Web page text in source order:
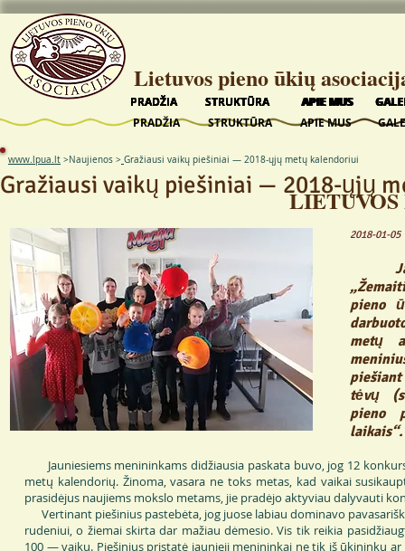
APIE MUS
STRUKTŪRA
PRADŽIA STRUKTŪRA APIE MUS
PRADŽIA
PRADŽIA STRUKTŪRA APIE MUS
PRADŽIA STRUKTŪRA APIE MUS
PRADŽIA STRUKTŪRA APIE MUS
Lietuvos pieno ūkių
PRADŽIA STRUKTŪRA APIE MUS
www.lpua.lt >Naujienos > Gražiausi vaikų piešiniai — 2018-ųjų metų kalendoriui
Gražiausi vaikų piešiniai — 2018-ųjų
2018-01-05
Jau
pieno
metų
tėvų
pieno
laikais“.
Jauniesiems menininkams didžiausia paskata buvo, jog 12
metų kalendorių. Žinoma, vasara ne toks metas, kad vaikai
prasidėjus naujiems mokslo metams, jie pradėjo aktyviau dalyvauti
Vertinant piešinius pastebėta, jog juose labiau dominavo
rudeniui, o žiemai skirta dar mažiau dėmesio. Vis tik reikia
100 — vaikų. Piešinius pristatė jaunieji menininkai ne tik iš ūkininkų